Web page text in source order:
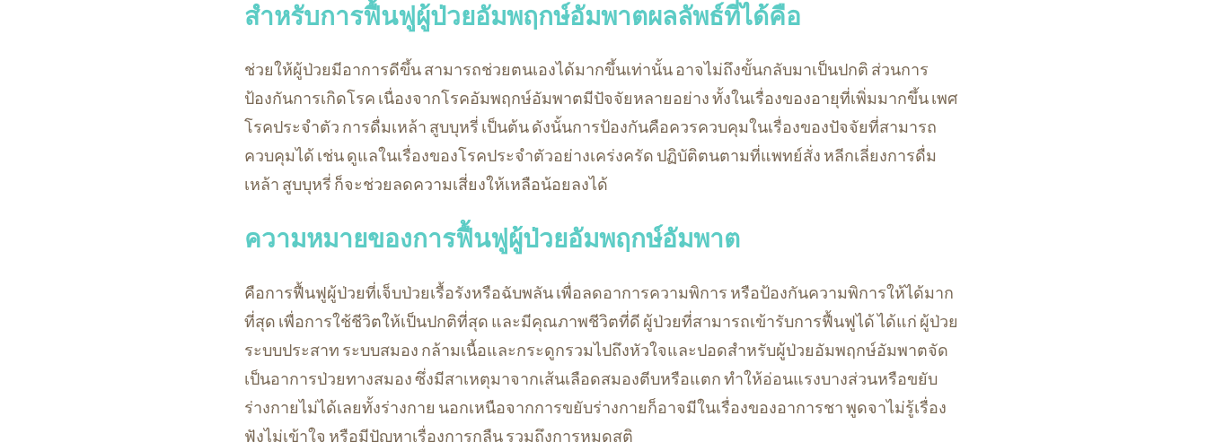
สำหรับการฟื้นฟูผู้ป่วยอัมพฤกษ์อัมพาตผลลัพธ์ที่ได้คือ
ช่วยให้ผู้ป่วยมีอาการดีขึ้น สามารถช่วยตนเองได้มากขึ้นเท่านั้น อาจไม่ถึงขั้นกลับมาเป็นปกติ ส่วนการ
ป้องกันการเกิดโรค เนื่องจากโรคอัมพฤกษ์อัมพาตมีปัจจัยหลายอย่าง ทั้งในเรื่องของอายุที่เพิ่มมากขึ้น เพศ
โรคประจำตัว การดื่มเหล้า สูบบุหรี่ เป็นต้น ดังนั้นการป้องกันคือควรควบคุมในเรื่องของปัจจัยที่สามารถ
ควบคุมได้ เช่น ดูแลในเรื่องของโรคประจำตัวอย่างเคร่งครัด ปฏิบัติตนตามที่แพทย์สั่ง หลีกเลี่ยงการดื่ม
เหล้า สูบบุหรี่ ก็จะช่วยลดความเสี่ยงให้เหลือน้อยลงได้
ความหมายของการฟื้นฟูผู้ป่วยอัมพฤกษ์อัมพาต
คือการฟื้นฟูผู้ป่วยที่เจ็บป่วยเรื้อรังหรือฉับพลัน เพื่อลดอาการความพิการ หรือป้องกันความพิการให้ได้มาก
ที่สุด เพื่อการใช้ชีวิตให้เป็นปกติที่สุด และมีคุณภาพชีวิตที่ดี ผู้ป่วยที่สามารถเข้ารับการฟื้นฟูได้ ได้แก่ ผู้ป่วย
ระบบประสาท ระบบสมอง กล้ามเนื้อและกระดูกรวมไปถึงหัวใจและปอดสำหรับผู้ป่วยอัมพฤกษ์อัมพาตจัด
เป็นอาการป่วยทางสมอง ซึ่งมีสาเหตุมาจากเส้นเลือดสมองตีบหรือแตก ทำให้อ่อนแรงบางส่วนหรือขยับ
ร่างกายไม่ได้เลยทั้งร่างกาย นอกเหนือจากการขยับร่างกายก็อาจมีในเรื่องของอาการชา พูดจาไม่รู้เรื่อง
ฟังไม่เข้าใจ หรือมีปัญหาเรื่องการกลืน รวมถึงการหมดสติ